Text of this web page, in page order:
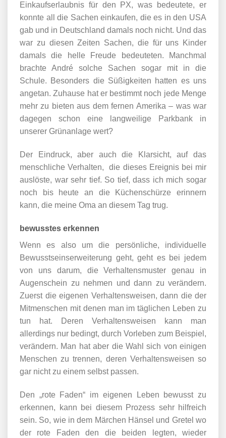
Einkaufserlaubnis für den PX, was bedeutete, er
konnte all die Sachen einkaufen, die es in den USA
gab und in Deutschland damals noch nicht. Und das
war zu diesen Zeiten Sachen, die für uns Kinder
damals die helle Freude bedeuteten. Manchmal
brachte André solche Sachen sogar mit in die
Schule. Besonders die Süßigkeiten hatten es uns
angetan. Zuhause hat er bestimmt noch jede Menge
mehr zu bieten aus dem fernen Amerika – was war
dagegen schon eine langweilige Parkbank in
unserer Grünanlage wert?
Der Eindruck, aber auch die Klarsicht, auf das
menschliche Verhalten, die dieses Ereignis bei mir
auslöste, war sehr tief. So tief, dass ich mich sogar
noch bis heute an die Küchenschürze erinnern
kann, die meine Oma an diesem Tag trug.
bewusstes erkennen
Wenn es also um die persönliche, individuelle
Bewusstseinserweiterung geht, geht es bei jedem
von uns darum, die Verhaltensmuster genau in
Augenschein zu nehmen und dann zu verändern.
Zuerst die eigenen Verhaltensweisen, dann die der
Mitmenschen mit denen man im täglichen Leben zu
tun hat. Deren Verhaltensweisen kann man
allerdings nur bedingt, durch Vorleben zum Beispiel,
verändern. Man hat aber die Wahl sich von einigen
Menschen zu trennen, deren Verhaltensweisen so
gar nicht zu einem selbst passen.
Den „rote Faden“ im eigenen Leben bewusst zu
erkennen, kann bei diesem Prozess sehr hilfreich
sein. So, wie in dem Märchen Hänsel und Gretel wo
der rote Faden den die beiden legten, wieder